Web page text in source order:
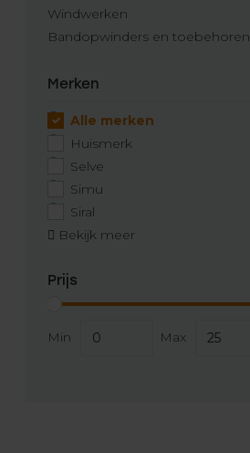
Windwerken
Bandopwinders en toebehoren
Merken
Alle merken
Huismerk
Selve
Simu
Siral
Bekijk meer
Prijs
Min Max